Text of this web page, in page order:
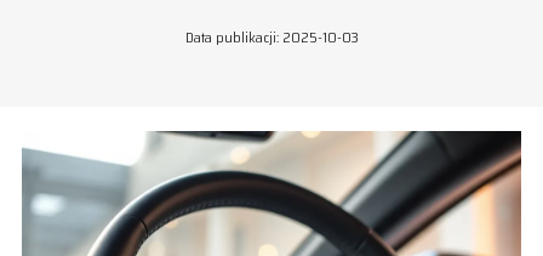
Data publikacji: 2025-10-03